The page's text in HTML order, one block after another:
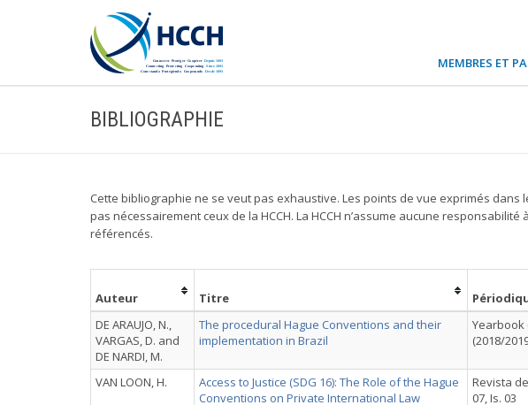
MEMBRES ET
BIBLIOGRAPHIE
Cette bibliographie ne se veut pas exhaustive. Les points de vue exprimés
pas nécessairement ceux de la HCCH. La HCCH n’assume aucune
référencés.
Auteur Titre
DE ARAUJO, N.,
VARGAS, D. and
DE NARDI, M.
The procedural Hague Conventions and their
implementation in Brazil
Yearbook
(2018/
VAN LOON, H.
Access to Justice (SDG 16): The Role of the Hague
Conventions on Private International Law
Revista
07, Is. 03